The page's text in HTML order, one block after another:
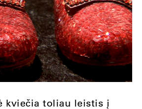
kviečia toliau leistis į